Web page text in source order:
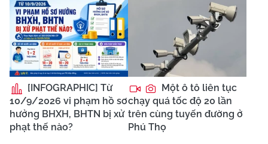
[INFOGRAPHIC] Từ
10/9/2026 vi phạm hồ sơ
hưởng BHXH, BHTN bị xử
phạt thế nào?
Một ô tô liên tục
chạy quá tốc độ 20 lần
trên cùng tuyến đường ở
Phú Thọ